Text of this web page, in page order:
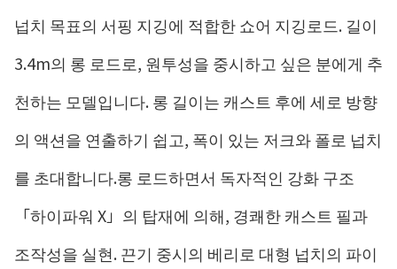
넙치 목표의 서핑 지깅에 적합한 쇼어 지깅로드. 길이
3.4m의 롱 로드로, 원투성을 중시하고 싶은 분에게 추
천하는 모델입니다. 롱 길이는 캐스트 후에 세로 방향
의 액션을 연출하기 쉽고, 폭이 있는 저크와 폴로 넙치
를 초대합니다.롱 로드하면서 독자적인 강화 구조
「하이파워 X」의 탑재에 의해, 경쾌한 캐스트 필과
조작성을 실현. 끈기 중시의 베리로 대형 넙치의 파이